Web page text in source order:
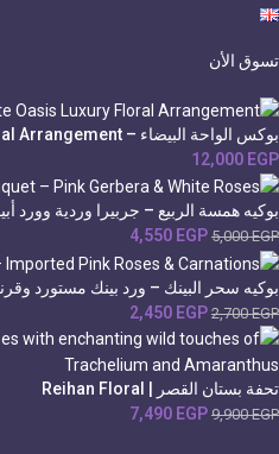
تسوق الأن
بوكس الواحة البيضاء – White Oasis Floral Arrangement
12,000 EGP
بوكيه همسة الربيع – جربيرا وردية وورد
5,000EGP
4,550 EGP
بوكيه سحر البينك – ورد بينك مستورد
2,700EGP
2,450 EGP
تحفة بستان القصر | Reihan Floral
9,900EGP
7,490 EGP